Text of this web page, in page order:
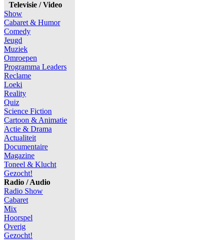
Televisie / Video
Show
Cabaret & Humor
Comedy
Jeugd
Muziek
Omroepen
Programma Leaders
Reclame
Loeki
Reality
Quiz
Science Fiction
Cartoon & Animatie
Actie & Drama
Actualiteit
Documentaire
Magazine
Toneel & Klucht
Gezocht!
Radio / Audio
Radio Show
Cabaret
Mix
Hoorspel
Overig
Gezocht!